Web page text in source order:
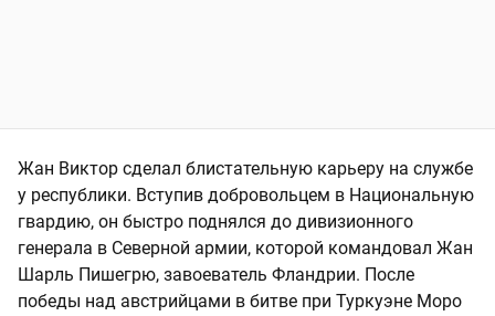
Жан Виктор сделал блистательную карьеру на службе
у республики. Вступив добровольцем в Национальную
гвардию, он быстро поднялся до дивизионного
генерала в Северной армии, которой командовал Жан
Шарль Пишегрю, завоеватель Фландрии. После
победы над австрийцами в битве при Туркуэне Моро